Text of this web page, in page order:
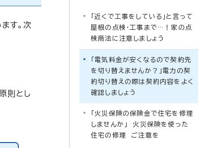
す。次
則とし
「近くで工事をしている」と言って
屋根の点検・工事まで…！家の点
検商法に注意しましょう
「電気料金が安くなるので契約先
を切り替えませんか？」電力の契
約切り替えの際は契約内容をよく
確認しましょう
「火災保険の保険金で住宅を修理
しませんか」 火災保険を使った
住宅の修理 ご注意を